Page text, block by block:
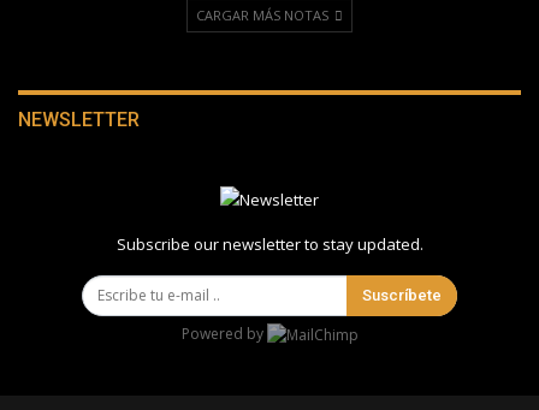
CARGAR MÁS NOTAS
NEWSLETTER
Subscribe our newsletter to stay updated.
Suscríbete
Powered by